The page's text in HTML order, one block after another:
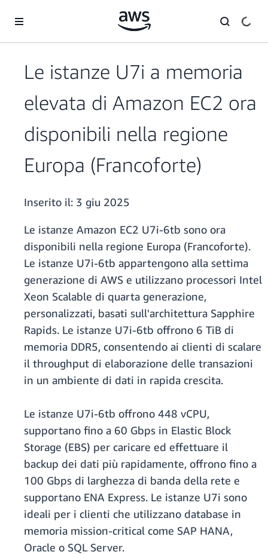
Le istanze U7i a memoria
elevata di Amazon EC2 ora
disponibili nella regione
Europa (Francoforte)
Inserito il: 3 giu 2025
Le istanze Amazon EC2 U7i-6tb sono ora
disponibili nella regione Europa (Francoforte).
Le istanze U7i-6tb appartengono alla settima
generazione di AWS e utilizzano processori Intel
Xeon Scalable di quarta generazione,
personalizzati, basati sull'architettura Sapphire
Rapids. Le istanze U7i-6tb offrono 6 TiB di
memoria DDR5, consentendo ai clienti di scalare
il throughput di elaborazione delle transazioni
in un ambiente di dati in rapida crescita.
Le istanze U7i-6tb offrono 448 vCPU,
supportano fino a 60 Gbps in Elastic Block
Storage (EBS) per caricare ed effettuare il
backup dei dati più rapidamente, offrono fino a
100 Gbps di larghezza di banda della rete e
supportano ENA Express. Le istanze U7i sono
ideali per i clienti che utilizzano database in
memoria mission-critical come SAP HANA,
Oracle o SQL Server.